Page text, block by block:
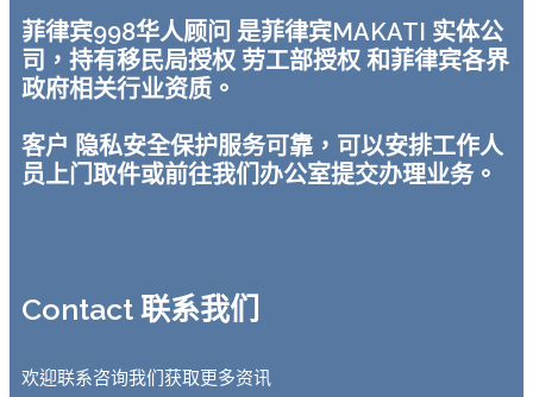
菲律宾998华人顾问 是菲律宾MAKATI 实体公
司，持有移民局授权 劳工部授权 和菲律宾各界
政府相关行业资质。
客户 隐私安全保护服务可靠，可以安排工作人
员上门取件或前往我们办公室提交办理业务。
Contact 联系我们
欢迎联系咨询我们获取更多资讯